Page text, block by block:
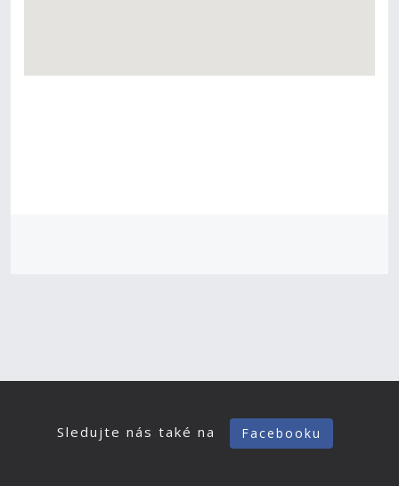
Sledujte nás také na Facebooku